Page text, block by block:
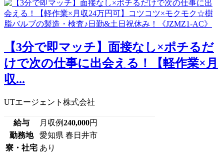
【3分で即マッチ】面接なし×ポチるだ
けで次の仕事に出会える！【軽作業×月
収...
UTエージェント株式会社
給与 月収例240,000円
勤務地
愛知県 春日井市
寮・社宅 あり